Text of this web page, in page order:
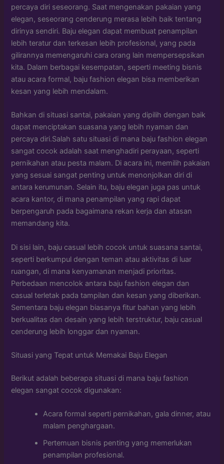
percaya diri seseorang. Saat mengenakan pakaian yang
elegan, seseorang cenderung merasa lebih baik tentang
dirinya sendiri. Baju elegan dapat membuat penampilan
lebih teratur dan terkesan lebih profesional, yang pada
gilirannya memengaruhi cara orang lain mempersepsikan
kita. Dalam berbagai kesempatan, seperti meeting bisnis
atau acara formal, baju fashion elegan bisa memberikan
kesan yang lebih mendalam.
Bahkan di situasi santai, pakaian yang dipilih dengan baik
dapat menciptakan suasana yang lebih nyaman dan
percaya diri.Salah satu situasi di mana baju fashion elegan
sangat cocok adalah saat menghadiri perayaan, seperti
pernikahan atau pesta malam. Di acara ini, memilih pakaian
yang sesuai sangat penting untuk menonjolkan diri di
antara kerumunan. Selain itu, baju elegan juga pas untuk
acara kantor, di mana penampilan yang rapi dapat
berpengaruh pada bagaimana rekan kerja dan atasan
memandang kita.
Di sisi lain, baju casual lebih cocok untuk suasana santai,
seperti berkumpul dengan teman atau aktivitas di luar
ruangan, di mana kenyamanan menjadi prioritas.
Perbedaan mencolok antara baju fashion elegan dan
casual terletak pada tampilan dan kesan yang diberikan.
Sementara baju elegan biasanya fitur bahan yang lebih
berkualitas dan desain yang lebih terstruktur, baju casual
cenderung lebih longgar dan nyaman.
Situasi yang Tepat untuk Memakai Baju Elegan
Berikut adalah beberapa situasi di mana baju fashion
elegan sangat cocok digunakan:
Acara formal seperti pernikahan, gala dinner, atau
malam penghargaan.
Pertemuan bisnis penting yang memerlukan
penampilan profesional.